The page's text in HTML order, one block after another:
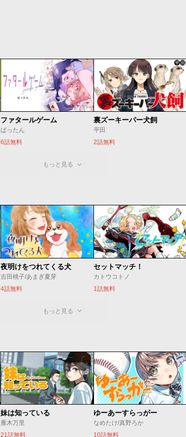
ファタールゲーム
ばったん
6話無料
裏ズーキーパー犬飼
平田
2話無料
もっと見る
夜明けをつれてくる犬
吉田桃子/あまぎ夏芽
4話無料
セットマッチ！
カトウコトノ
1話無料
もっと見る
妹は知っている
雁木万里
21話無料
ゆーあーすらっがー
なめたけ/真野ろか
10話無料